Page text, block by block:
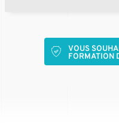
VOUS
FORMATION